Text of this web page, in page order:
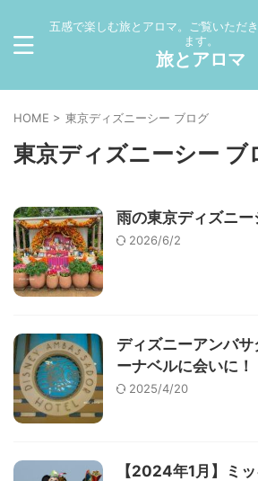
五感で楽しむ旅とアロマ。ご覧いただ
ます。
旅とアロマ
HOME > 東京ディズニーシー ブログ
東京ディズニーシー ブ
雨の東京ディズニ
2026/6/2
ディズニーアンバ
ーナベルに会いに！
2025/4/20
【2024年1月】ミ